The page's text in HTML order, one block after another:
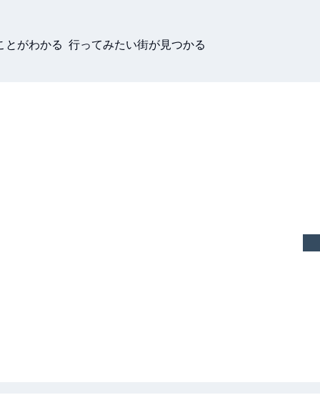
とがわかる 行ってみたい街が見つかる